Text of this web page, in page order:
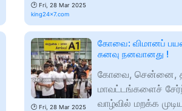
🕑 Fri, 28 Mar 2025
king24x7.com
🕑 Fri, 28 Mar 2025
கோவை: விமானப்
கனவு நனவானது !
கோவை, சென்னை,
மாவட்டங்களைச்
வாழ்வில் மறக்க